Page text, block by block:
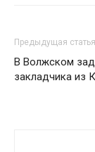
Предыдущая статья
В Волжском
закладчика из